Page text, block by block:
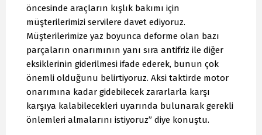
öncesinde araçların kışlık bakımı için
müşterilerimizi servilere davet ediyoruz.
Müşterilerimize yaz boyunca deforme olan bazı
parçaların onarımının yanı sıra antifriz ile diğer
eksiklerinin giderilmesi ifade ederek, bunun çok
önemli olduğunu belirtiyoruz. Aksi taktirde motor
onarımına kadar gidebilecek zararlarla karşı
karşıya kalabilecekleri uyarında bulunarak gerekli
önlemleri almalarını istiyoruz” diye konuştu.